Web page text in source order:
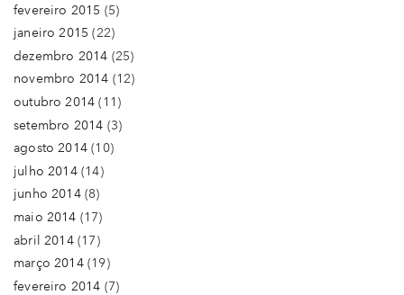
fevereiro 2015 (5)
janeiro 2015 (22)
dezembro 2014 (25)
novembro 2014 (12)
outubro 2014 (11)
setembro 2014 (3)
agosto 2014(10)
julho 2014(14)
junho 2014(8)
maio 2014 (17)
abril 2014(17)
março 2014(19)
fevereiro 2014 (7)